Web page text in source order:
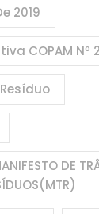
2019
COPAM Nº
DE